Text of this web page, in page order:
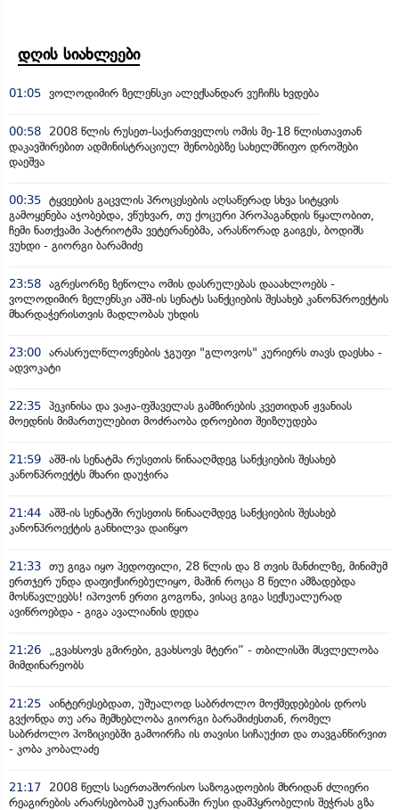
დღის სიახლეები
01:05 ვოლოდიმირ ზელენსკი ალექსანდარ ვუჩიჩს ხვდება
00:58
2008 წლის რუსეთ-საქართველოს ომის მე-18 წლისთავთან
დაკავშირებით ადმინისტრაციულ შენობებზე სახელმწიფო დროშები
დაეშვა
00:35 ტყვეების გაცვლის პროცესების აღსაწერად სხვა სიტყვის
გამოყენება აჯობებდა, ვწუხვარ, თუ ქოცური პროპაგანდის წყალობით,
ჩემი ნათქვამი პატრიოტმა ვეტერანებმა, არასწორად გაიგეს, ბოდიშს
ვუხდი - გიორგი ბარამიძე
23:58 აგრესორზე ზეწოლა ომის დასრულებას დააახლოებს -
ვოლოდიმირ ზელენსკი აშშ-ის სენატს სანქციების შესახებ კანონპროექტის
მხარდაჭერისთვის მადლობას უხდის
23:00 არასრულწლოვნების ჯგუფი "გლოვოს" კურიერს თავს დაესხა -
ადვოკატი
22:35 პეკინისა და ვაჟა-ფშაველას გამზირების კვეთიდან ჟვანიას
მოედნის მიმართულებით მოძრაობა დროებით შეიზღუდება
21:59 აშშ-ის სენატმა რუსეთის წინააღმდეგ სანქციების შესახებ
კანონპროექტს მხარი დაუჭირა
21:44 აშშ-ის სენატში რუსეთის წინააღმდეგ სანქციების შესახებ
კანონპროექტის განხილვა დაიწყო
21:33 თუ გიგა იყო პედოფილი, 28 წლის და 8 თვის მანძილზე, მინიმუმ
ერთჯერ უნდა დაფიქსირებულიყო, მაშინ როცა 8 წელი ამზადებდა
მოსწავლეებს! იპოვონ ერთი გოგონა, ვისაც გიგა სექსუალურად
ავიწროებდა - გიგა ავალიანის დედა
21:26
„გვახსოვს გმირები, გვახსოვს მტერი” - თბილისში მსვლელობა
მიმდინარეობს
21:25 აინტერესებდათ, უშუალოდ საბრძოლო მოქმედებების დროს
გვქონდა თუ არა შემხებლობა გიორგი ბარამიძესთან, რომელ
საბრძოლო პოზიციებში გამოირჩა ის თავისი სიჩაუქით და თავგანწირვით
- კობა კობალაძე
21:17
2008 წელს საერთაშორისო საზოგადოების მხრიდან ძლიერი
რეაგირების არარსებობამ უკრაინაში რუსი დამპყრობელის შეჭრას გზა